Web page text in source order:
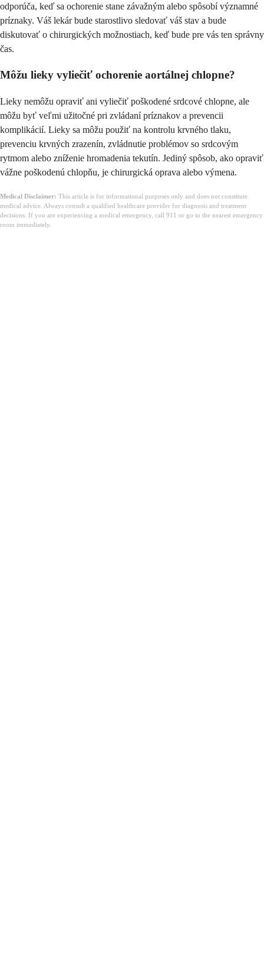
odporúča, keď sa ochorenie stane závažným alebo spôsobí významné
príznaky. Váš lekár bude starostlivo sledovať váš stav a bude
diskutovať o chirurgických možnostiach, keď bude pre vás ten správny
čas.
Môžu lieky vyliečiť ochorenie aortálnej chlopne?
Lieky nemôžu opraviť ani vyliečiť poškodené srdcové chlopne, ale
môžu byť veľmi užitočné pri zvládaní príznakov a prevencii
komplikácií. Lieky sa môžu použiť na kontrolu krvného tlaku,
prevenciu krvných zrazenín, zvládnutie problémov so srdcovým
rytmom alebo zníženie hromadenia tekutín. Jediný spôsob, ako opraviť
vážne poškodenú chlopňu, je chirurgická oprava alebo výmena.
Medical Disclaimer: This article is for informational purposes only and does not constitute
medical advice. Always consult a qualified healthcare provider for diagnosis and treatment
decisions. If you are experiencing a medical emergency, call 911 or go to the nearest emergency
room immediately.